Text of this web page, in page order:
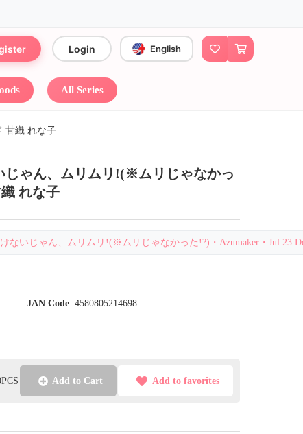
Login English
All Series
甘織 れな子
じゃん、ムリムリ!(※ムリじゃなかっ
れな子
ないじゃん、ムリムリ!(※ムリじゃなかった!?)・Azumaker・Jul 23
JAN Code 4580805214698
Add to Cart Add to favorites